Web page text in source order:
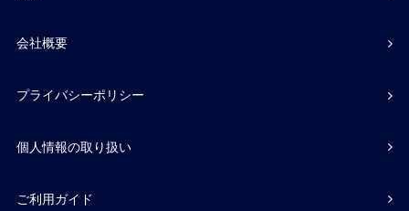
会社概要
プライバシーポリシー
個人情報の取り扱い
ご利用ガイド